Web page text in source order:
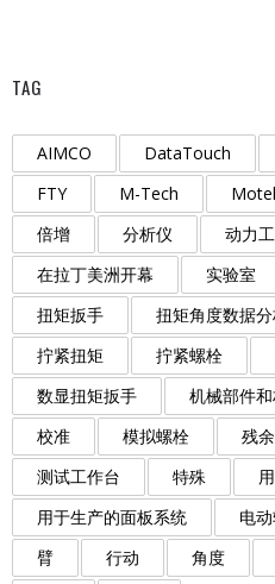
TAG
AIMCO DataTouch
FTY
M-Tech
倍增
分析仪 动力
在拉丁美洲开幕
实验室
扭矩扳手
扭矩角度数据
拧紧扭矩
拧紧螺栓
数显扭矩扳手
机械部件
校准
模拟螺栓 残
测试工作台
特殊
用于生产的面板系统
电
臂
行动 角度